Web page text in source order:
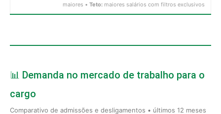
maiores • Teto: maiores salários com filtros exclusivos
📊 Demanda no mercado de trabalho para o
cargo
Comparativo de admissões e desligamentos • últimos 12 meses